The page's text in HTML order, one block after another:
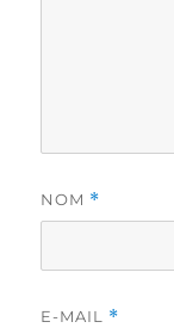
NOM *
E-MAIL *